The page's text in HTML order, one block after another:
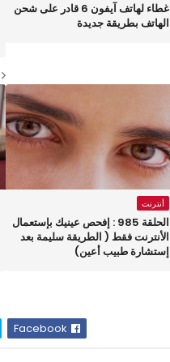
غطاء لهاتف آيفون 6 قادر على شحن
الهاتف بطريقة جديدة
أنترنت
الحلقة 985 : إفحص عينيك بإستعمال
الأنترنت فقط ( الطريقة سليمة بعد
إستشارة طبيب أعين)